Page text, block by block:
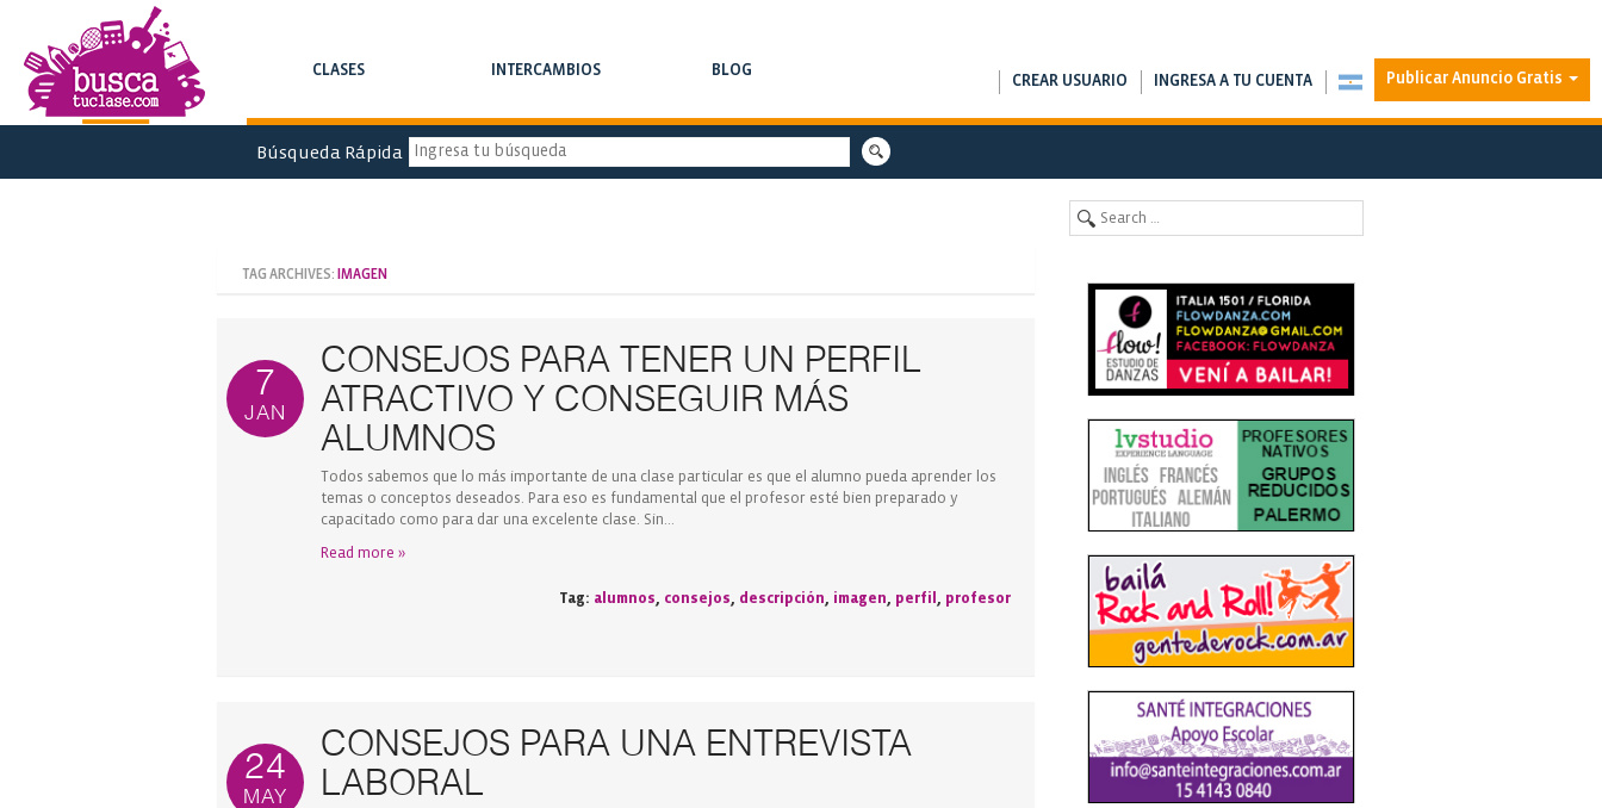
CLASES INTERCAMBIOS BLOG
Publicar Anuncio Gratis
CREAR USUARIO INGRESA A TU CUENTA
Búsqueda Rápida
TAG ARCHIVES: IMAGEN
7
JAN
CONSEJOS PARA TENER UN PERFIL
ATRACTIVO Y CONSEGUIR MÁS
ALUMNOS
Todos sabemos que lo más importante de una clase particular es que el alumno pueda aprender los
temas o conceptos deseados. Para eso es fundamental que el profesor esté bien preparado y
capacitado como para dar una excelente clase. Sin...
Read more »
Tag: alumnos, consejos, descripción, imagen, perfil , profesor
24
MAY
CONSEJOS PARA UNA ENTREVISTA
LABORAL